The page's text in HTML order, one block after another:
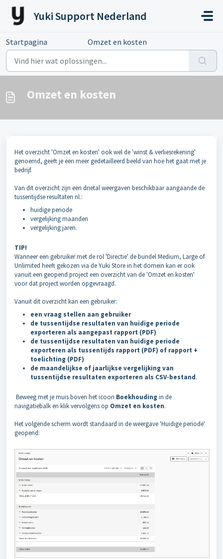
Doorgaan naar hoofdinhoud
Yuki Support Nederland
Startpagina Omzet en kosten
Omzet en kosten
Het overzicht 'Omzet en kosten' ook wel de 'winst & verliesrekening'
genoemd, geeft je een meer gedetailleerd beeld van hoe het gaat met je
bedrijf.
Van dit overzicht zijn een drietal weergaven beschikbaar aangaande de
tussentijdse resultaten nl.:
huidige periode
vergelijking maanden
vergelijking jaren.
TIP!
Wanneer een gebruiker met de rol 'Directie' de bundel Medium, Large of
Unlimited heeft gekozen via de Yuki Store in het domein kan er ook
vanuit een geopend project een overzicht van de 'Omzet en kosten'
voor dat project worden opgevraagd.
Vanuit dit overzicht kan een gebruiker:
een vraag stellen aan gebruiker
de tussentijdse resultaten van huidige periode
exporteren als aangepast rapport (PDF)
de tussentijdse resultaten van huidige periode
exporteren als tussentijds rapport (PDF) of rapport +
toelichting (PDF)
de maandelijkse of jaarlijkse vergelijking van
tussentijdse resultaten exporteren als CSV-bestand.
Beweeg met je muis boven het icoon Boekhouding in de
navigatiebalk en klik vervolgens op Omzet en kosten.
Het volgende scherm wordt standaard in de weergave 'Huidige periode'
geopend: